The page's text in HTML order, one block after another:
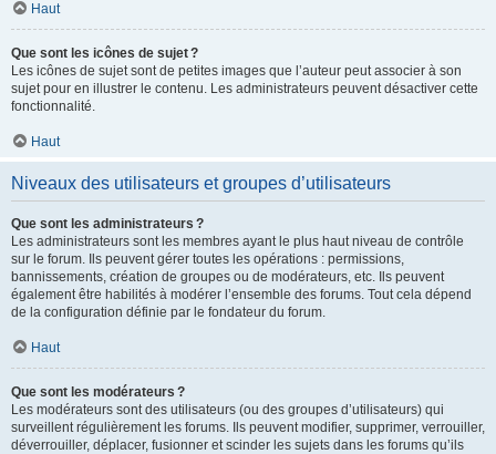
Haut
Que sont les icônes de sujet ?
Les icônes de sujet sont de petites images que l’auteur peut associer à son
sujet pour en illustrer le contenu. Les administrateurs peuvent désactiver cette
fonctionnalité.
Haut
Niveaux des utilisateurs et groupes d’utilisateurs
Que sont les administrateurs ?
Les administrateurs sont les membres ayant le plus haut niveau de contrôle
sur le forum. Ils peuvent gérer toutes les opérations : permissions,
bannissements, création de groupes ou de modérateurs, etc. Ils peuvent
également être habilités à modérer l’ensemble des forums. Tout cela dépend
de la configuration définie par le fondateur du forum.
Haut
Que sont les modérateurs ?
Les modérateurs sont des utilisateurs (ou des groupes d’utilisateurs) qui
surveillent régulièrement les forums. Ils peuvent modifier, supprimer, verrouiller,
déverrouiller, déplacer, fusionner et scinder les sujets dans les forums qu’ils